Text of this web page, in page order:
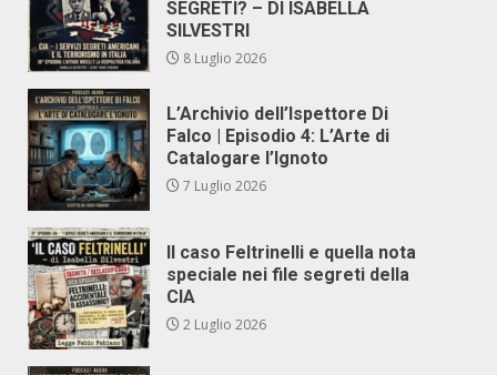
SEGRETI? – DI ISABELLA
SILVESTRI
8 Luglio 2026
L’Archivio dell’Ispettore Di
Falco | Episodio 4: L’Arte di
Catalogare l’Ignoto
7 Luglio 2026
Il caso Feltrinelli e quella nota
speciale nei file segreti della
CIA
2 Luglio 2026